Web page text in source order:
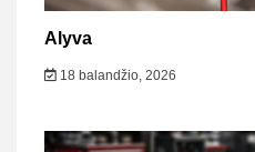
Alyva
18 balandžio, 2026